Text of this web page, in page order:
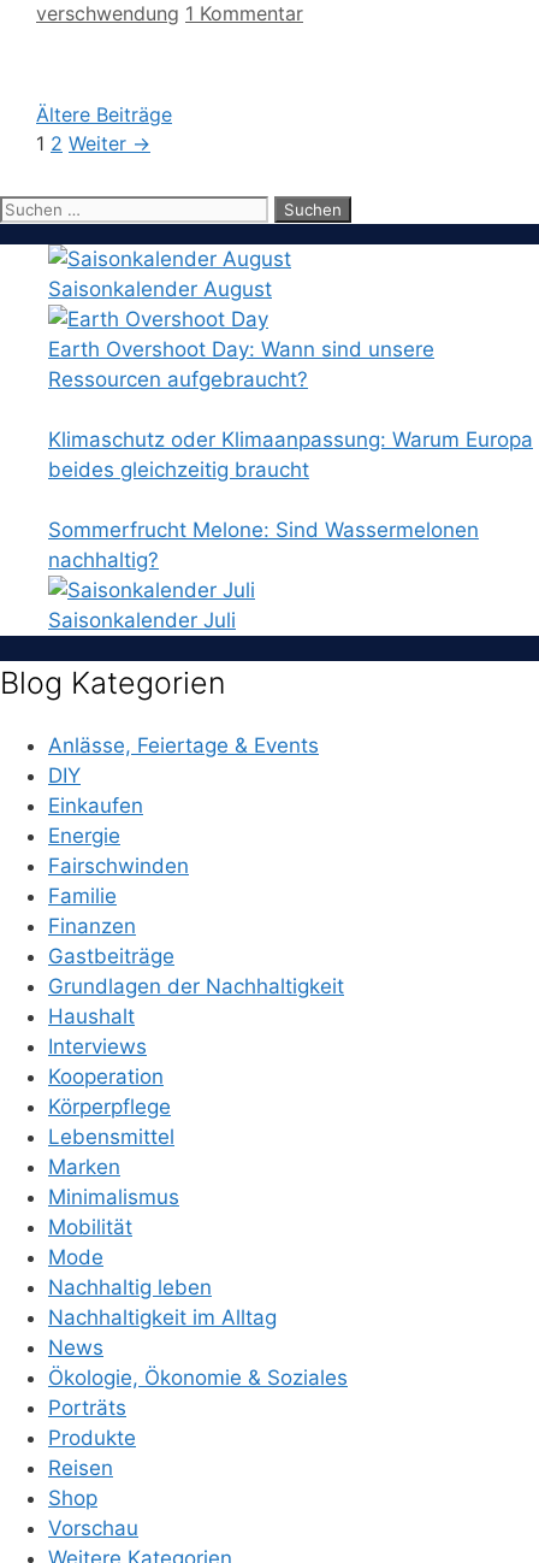
verschwendung 1 Kommentar
Ältere Beiträge
Seite
1 Seite
2 Weiter →
Suchen
Saisonkalender August
Earth Overshoot Day: Wann sind unsere
Ressourcen aufgebraucht?
Klimaschutz oder Klimaanpassung: Warum Europa
beides gleichzeitig braucht
Sommerfrucht Melone: Sind Wassermelonen
nachhaltig?
Saisonkalender Juli
Blog Kategorien
Anlässe, Feiertage & Events
DIY
Einkaufen
Energie
Fairschwinden
Familie
Finanzen
Gastbeiträge
Grundlagen der Nachhaltigkeit
Haushalt
Interviews
Kooperation
Körperpflege
Lebensmittel
Marken
Minimalismus
Mobilität
Mode
Nachhaltig leben
Nachhaltigkeit im Alltag
News
Ökologie, Ökonomie & Soziales
Porträts
Produkte
Reisen
Shop
Vorschau
Weitere Kategorien